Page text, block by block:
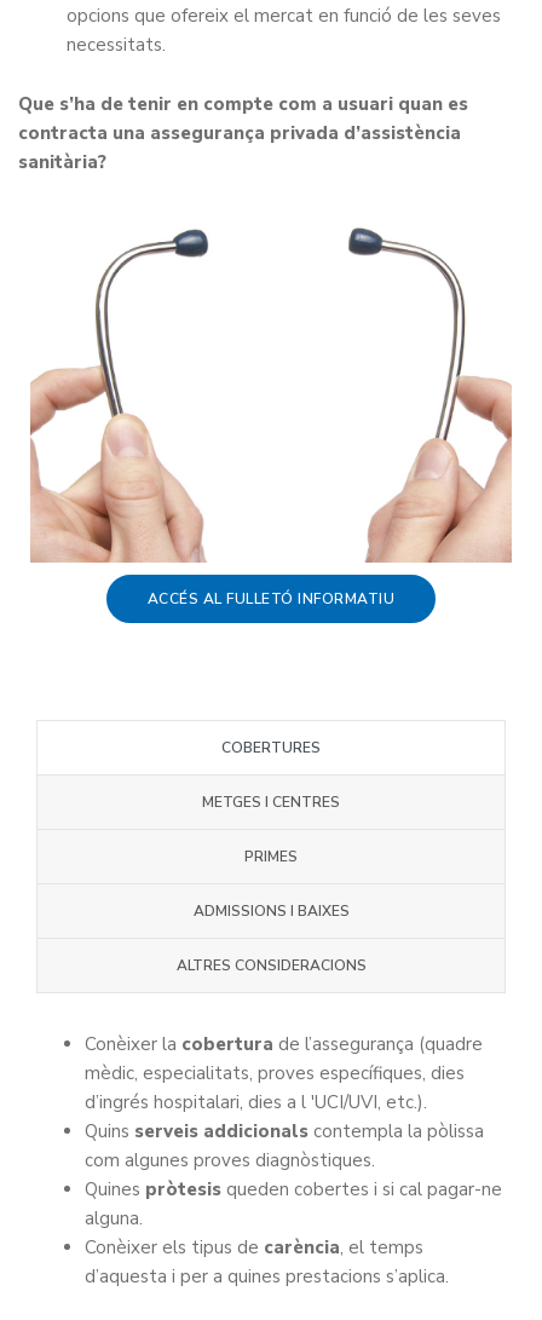
opcions que ofereix el mercat en funció de les seves
necessitats.
Que s’ha de tenir en compte com a usuari quan es
contracta una assegurança privada d’assistència
sanitària?
ACCÉS AL FULLETÓ INFORMATIU
COBERTURES
METGES I CENTRES
PRIMES
ADMISSIONS I BAIXES
ALTRES CONSIDERACIONS
Conèixer la cobertura de l’assegurança (quadre
mèdic, especialitats, proves específiques, dies
d’ingrés hospitalari, dies a l 'UCI/UVI, etc.).
Quins serveis addicionals contempla la pòlissa
com algunes proves diagnòstiques.
Quines pròtesis queden cobertes i si cal pagar-ne
alguna.
Conèixer els tipus de carència, el temps
d’aquesta i per a quines prestacions s’aplica.